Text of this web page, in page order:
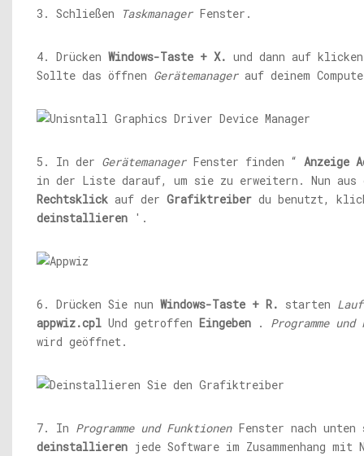
3. Schließen TaskmanagerFenster.
4. Drücken Windows-Taste + X. und dann auf
Sollte das öffnen Gerätemanagerauf deinem
5. In der GerätemanagerFenster finden “ Anzeige
in der Liste darauf, um sie zu erweitern. Nun aus
Rechtsklick auf der Grafiktreiber du benutzt,
deinstallieren '.
6. Drücken Sie nun Windows-Taste + R. starten Lauf
appwiz.cpl Und getroffen Eingeben . Programme
wird geöffnet.
7. In Programme und FunktionenFenster nach unten
deinstallieren jede Software im Zusammenhang mit